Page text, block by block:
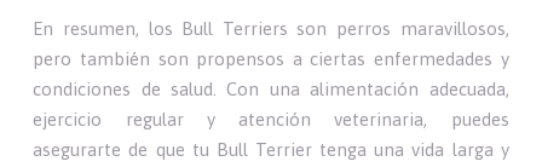
En resumen, los Bull Terriers son perros maravillosos,
pero también son propensos a ciertas enfermedades y
condiciones de salud. Con una alimentación adecuada,
ejercicio regular y atención veterinaria, puedes
asegurarte de que tu Bull Terrier tenga una vida larga y